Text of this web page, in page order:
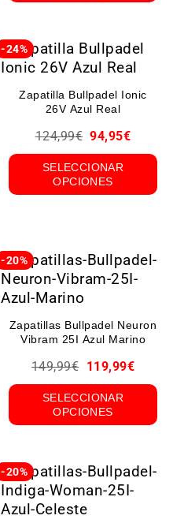
-24%
Zapatilla Bullpadel Ionic
26V Azul Real
124,99€ 94,95€
SELECCIONAR
OPCIONES
-20%
Zapatillas Bullpadel Neuron
Vibram 25I Azul Marino
149,99€ 119,99€
SELECCIONAR
OPCIONES
-20%